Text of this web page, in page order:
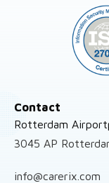
Contact
Rotterdam
3045 AP
info@carerix.com